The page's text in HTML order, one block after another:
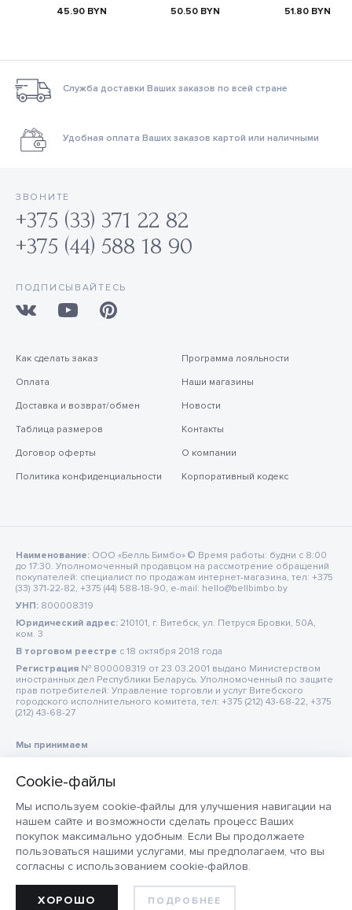
Мы используем cookie-файлы для улучшения навигации на
нашем сайте и возможности сделать процесс Ваших
покупок максимально удобным. Если Вы продолжаете
пользоваться нашими услугами, мы предполагаем, что вы
согласны с использованием cookie-файлов.
ПОДРОБНЕЕ
ХОРОШО
45.90 BYN
50.50 BYN
51.80 BYN
Служба доставки Ваших заказов по всей стране
Удобная оплата Ваших заказов картой или наличными
ЗВОНИТЕ
+375 (33) 371 22 82
+375 (44) 588 18 90
ПОДПИСЫВАЙТЕСЬ
Как сделать заказ
Оплата
Доставка и возврат/обмен
Таблица размеров
Договор оферты
Политика конфиденциальности
Программа лояльности
Наши магазины
Новости
Контакты
О компании
Корпоративный кодекс
Наименование: ООО «Белль Бимбо» © Время работы: будни с 8:00
до 17:30. Уполномоченный продавцом на рассмотрение обращений
покупателей: специалист по продажам интернет-магазина, тел: +375
(33) 371-22-82, +375 (44) 588-18-90, e-mail: hello@bellbimbo.by
УНП: 800008319
Юридический адрес: 210101, г. Витебск, ул. Петруся Бровки, 50А,
ком. 3
В торговом реестре c 18 октября 2018 года
Регистрация № 800008319 от 23.03.2001 выдано Министерством
иностранных дел Республики Беларусь. Уполномоченный по защите
прав потребителей: Управление торговли и услуг Витебского
городского исполнительного комитета, тел: +375 (212) 43-68-22, +375
(212) 43-68-27
Мы принимаем